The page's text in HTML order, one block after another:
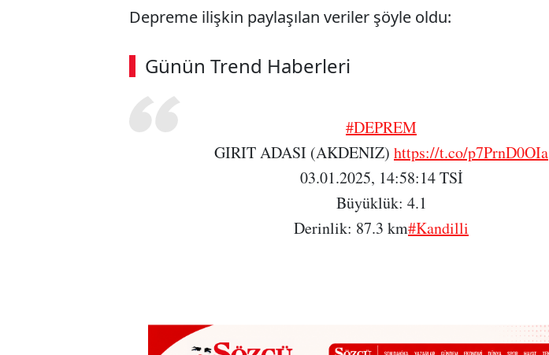
Depreme ilişkin paylaşılan veriler şöyle oldu:
Günün Trend Haberleri
00:02 / 02:14
#DEPREM
GIRIT ADASI (AKDENIZ) https://t.co/p7PrnD0OIa
03.01.2025, 14:58:14 TSİ
Büyüklük: 4.1
Derinlik: 87.3 km#Kandilli